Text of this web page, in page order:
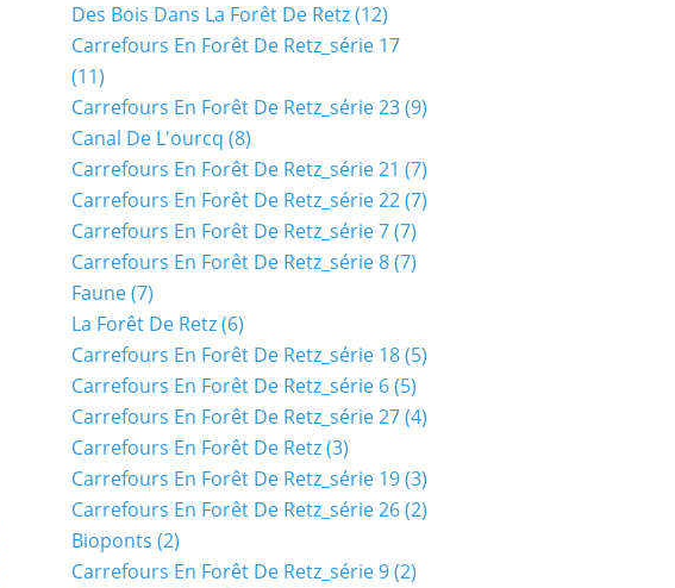
Des Bois Dans La Forêt De Retz(12)
Carrefours En Forêt De Retz_série 17
(11)
Carrefours En Forêt De Retz_série 23(9)
Canal De L'ourcq (8)
Carrefours En Forêt De Retz_série 21 (7)
Carrefours En Forêt De Retz_série 22(7)
Carrefours En Forêt De Retz_série 7(7)
Carrefours En Forêt De Retz_série 8(7)
Faune(7)
La Forêt De Retz(6)
Carrefours En Forêt De Retz_série 18(5)
Carrefours En Forêt De Retz_série 6(5)
Carrefours En Forêt De Retz_série 27(4)
Carrefours En Forêt De Retz(3)
Carrefours En Forêt De Retz_série 19(3)
Carrefours En Forêt De Retz_série 26(2)
Bioponts (2)
Carrefours En Forêt De Retz_série 9(2)